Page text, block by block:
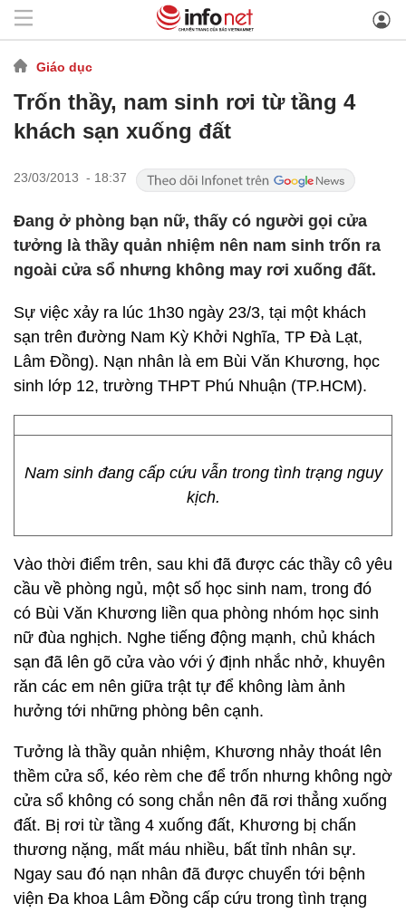
Giáo dục
Trốn thầy, nam sinh rơi từ tầng 4
khách sạn xuống đất
23/03/2013 - 18:37
Đang ở phòng bạn nữ, thấy có người gọi cửa
tưởng là thầy quản nhiệm nên nam sinh trốn ra
ngoài cửa sổ nhưng không may rơi xuống đất.
Sự việc xảy ra lúc 1h30 ngày 23/3, tại một khách
sạn trên đường Nam Kỳ Khởi Nghĩa, TP Đà Lạt,
Lâm Đồng). Nạn nhân là em Bùi Văn Khương, học
sinh lớp 12, trường THPT Phú Nhuận (TP.HCM).
Nam sinh đang cấp cứu vẫn trong tình trạng nguy
kịch.
Vào thời điểm trên, sau khi đã được các thầy cô yêu
cầu về phòng ngủ, một số học sinh nam, trong đó
có Bùi Văn Khương liền qua phòng nhóm học sinh
nữ đùa nghịch. Nghe tiếng động mạnh, chủ khách
sạn đã lên gõ cửa vào với ý định nhắc nhở, khuyên
răn các em nên giữa trật tự để không làm ảnh
hưởng tới những phòng bên cạnh.
Tưởng là thầy quản nhiệm, Khương nhảy thoát lên
thềm cửa sổ, kéo rèm che để trốn nhưng không ngờ
cửa sổ không có song chắn nên đã rơi thẳng xuống
đất. Bị rơi từ tầng 4 xuống đất, Khương bị chấn
thương nặng, mất máu nhiều, bất tỉnh nhân sự.
Ngay sau đó nạn nhân đã được chuyển tới bệnh
viện Đa khoa Lâm Đồng cấp cứu trong tình trạng